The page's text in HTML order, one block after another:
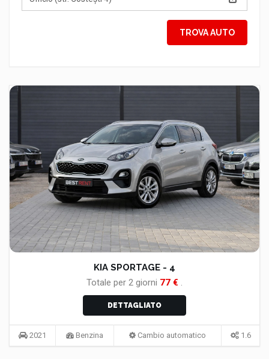
TROVA AUTO
KIA SPORTAGE - 4
Totale per 2 giorni 77 € .
DETTAGLIATO
2021 Benzina Cambio automatico 1.6